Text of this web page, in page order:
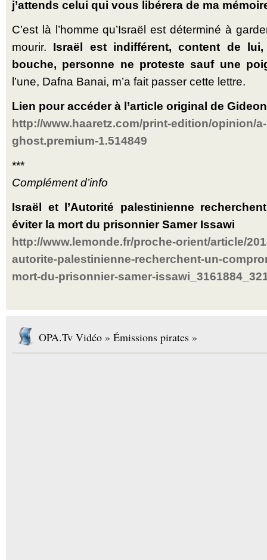
j’attends celui qui vous libérera de ma
C’est là l’homme qu’Israël est déterminé à
mourir. Israël est indif­férent, content de lui,
bouche, per­sonne ne pro­teste sauf une
l’une, Dafna Banai, m’a fait passer cette lettre.
Lien pour accéder à l’article original de
http://www.haaretz.com/print-edition/opinion/
ghost.premium-1.514849
***
Complément d’info
Israël et l’Autorité palestinienne
éviter la mort du prisonnier Samer Issawi
http://www.lemonde.fr/proche-orient/article/
autorite-palestinienne-recherchent-un-
mort-du-prisonnier-samer-
OPA.Tv Vidéo » Émissions pirates »